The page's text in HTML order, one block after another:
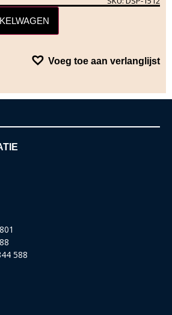
Voeg toe aan verlanglijst
588